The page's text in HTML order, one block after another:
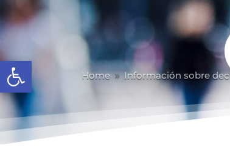
Abrir barra de herramientas
Home 9 Información sobre